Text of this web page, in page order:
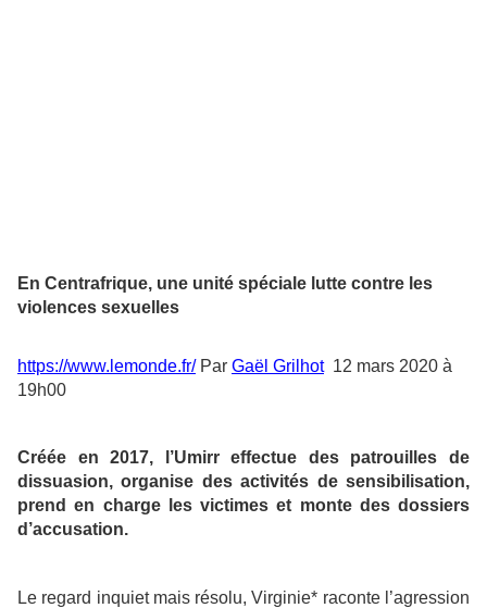
En Centrafrique, une unité spéciale lutte contre les
violences sexuelles
https://www.lemonde.fr/Par Gaël Grilhot12 mars 2020 à
19h00
Créée en 2017, l’Umirr effectue des patrouilles de
dissuasion, organise des activités de sensibilisation,
prend en charge les victimes et monte des dossiers
d’accusation.
Le regard inquiet mais résolu, Virginie* raconte l’agression